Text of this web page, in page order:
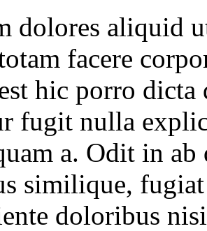
dolores aliquid
facere
hic porro dicta
fugit nulla
a. Odit in
similique,
doloribus